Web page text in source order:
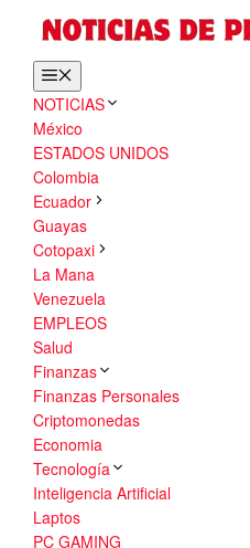
contenido
NOTICIAS
México
ESTADOS UNIDOS
Colombia
Ecuador
Guayas
Cotopaxi
La Mana
Venezuela
EMPLEOS
Salud
Finanzas
Finanzas Personales
Criptomonedas
Economia
Tecnología
Inteligencia Artificial
Laptos
PC GAMING